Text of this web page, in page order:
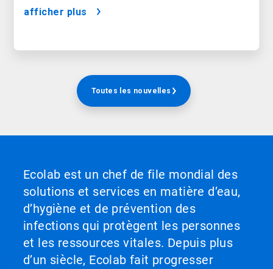
afficher plus
Toutes les nouvelles
Ecolab est un chef de file mondial des
solutions et services en matière d’eau,
d’hygiène et de prévention des
infections qui protègent les personnes
et les ressources vitales. Depuis plus
d’un siècle, Ecolab fait progresser